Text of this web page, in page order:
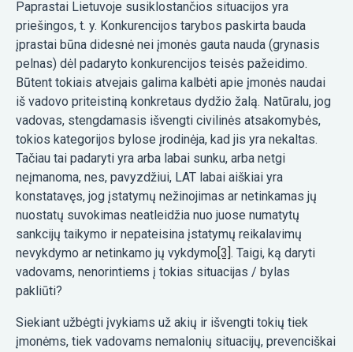
Paprastai Lietuvoje susiklostančios situacijos yra
priešingos, t. y. Konkurencijos tarybos paskirta bauda
įprastai būna didesnė nei įmonės gauta nauda (grynasis
pelnas) dėl padaryto konkurencijos teisės pažeidimo.
Būtent tokiais atvejais galima kalbėti apie įmonės naudai
iš vadovo priteistiną konkretaus dydžio žalą. Natūralu, jog
vadovas, stengdamasis išvengti civilinės atsakomybės,
tokios kategorijos bylose įrodinėja, kad jis yra nekaltas.
Tačiau tai padaryti yra arba labai sunku, arba netgi
neįmanoma, nes, pavyzdžiui, LAT labai aiškiai yra
konstatavęs, jog įstatymų nežinojimas ar netinkamas jų
nuostatų suvokimas neatleidžia nuo juose numatytų
sankcijų taikymo ir nepateisina įstatymų reikalavimų
nevykdymo ar netinkamo jų vykdymo[3]. Taigi, ką daryti
vadovams, nenorintiems į tokias situacijas / bylas
pakliūti?
Siekiant užbėgti įvykiams už akių ir išvengti tokių tiek
įmonėms, tiek vadovams nemalonių situacijų, prevenciškai